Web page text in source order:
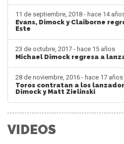
11 de septiembre, 2018 - hace 14
Evans, Dimock y Claiborne
Este
23 de octubre, 2017 - hace 15 años
Michael Dimock regresa a
28 de noviembre, 2016 - hace 17 años
Toros contratan a los
Dimock y Matt Zielinski
VIDEOS